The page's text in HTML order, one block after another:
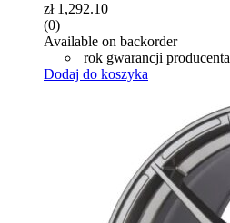
zł1,292.10
(0)
Available on backorder
rok gwarancji producenta
Dodaj do koszyka